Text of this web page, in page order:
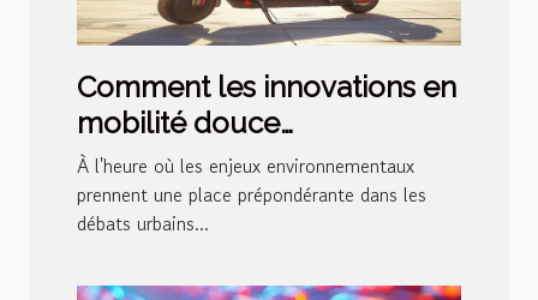
Comment les innovations en
mobilité douce
transforment-elles les villes
modernes ?
À l'heure où les enjeux environnementaux
prennent une place prépondérante dans les
débats urbains...